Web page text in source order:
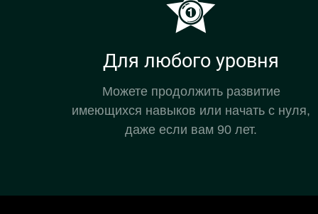
Можете продолжить развитие
имеющихся навыков или начать с нуля,
даже если вам 90 лет.
Для любого уровня